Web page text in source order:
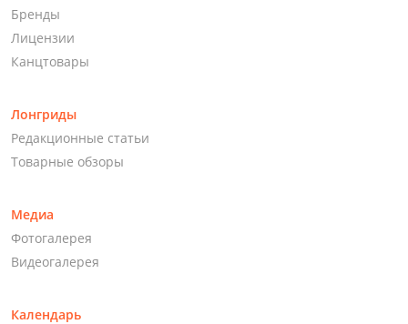
Бренды
Лицензии
Канцтовары
Лонгриды
Редакционные статьи
Товарные обзоры
Медиа
Фотогалерея
Видеогалерея
Календарь